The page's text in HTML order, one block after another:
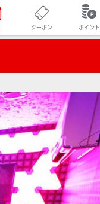
クーポン ポイント